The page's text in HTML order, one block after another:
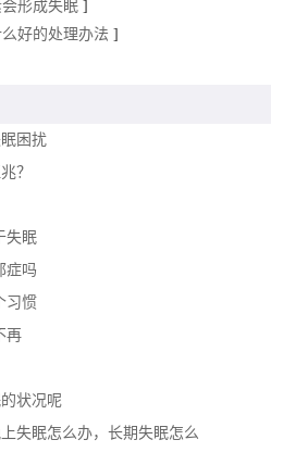
形成失眠]
好的处理办法 ]
困扰
？
失眠
症吗
习惯
再
状况呢
失眠怎么办，长期失眠怎么